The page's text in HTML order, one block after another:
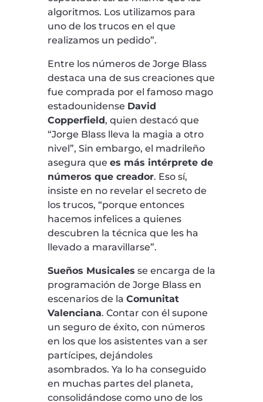
algoritmos. Los utilizamos para
uno de los trucos en el que
realizamos un pedido”.
Entre los números de Jorge Blass
destaca una de sus creaciones que
fue comprada por el famoso mago
estadounidense David
Copperfield, quien destacó que
“Jorge Blass lleva la magia a otro
nivel”, Sin embargo, el madrileño
asegura que es más intérprete de
números que creador. Eso sí,
insiste en no revelar el secreto de
los trucos, “porque entonces
hacemos infelices a quienes
descubren la técnica que les ha
llevado a maravillarse”.
Sueños Musicales se encarga de la
programación de Jorge Blass en
escenarios de la Comunitat
Valenciana. Contar con él supone
un seguro de éxito, con números
en los que los asistentes van a ser
partícipes, dejándoles
asombrados. Ya lo ha conseguido
en muchas partes del planeta,
consolidándose como uno de los